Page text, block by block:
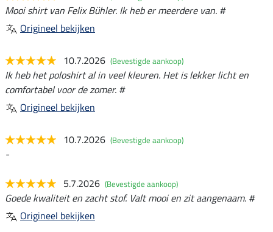
Mooi shirt van Felix Bühler. Ik heb er meerdere van. #
Origineel bekijken
10.7.2026 (Bevestigde aankoop)
Ik heb het poloshirt al in veel kleuren. Het is lekker licht en
comfortabel voor de zomer. #
Origineel bekijken
10.7.2026 (Bevestigde aankoop)
-
5.7.2026 (Bevestigde aankoop)
Goede kwaliteit en zacht stof. Valt mooi en zit aangenaam. #
Origineel bekijken